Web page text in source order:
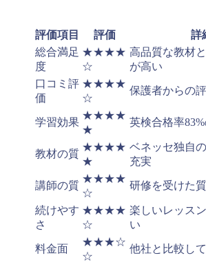
評価項目 評価
詳
総合満足
度
★★★★
☆
高品質な教材
が高い
口コミ評
価
★★★★
☆
保護者からの
学習効果
★★★★
★
英検合格率
教材の質
★★★★
★
ベネッセ独自
充実
講師の質
★★★★
☆
研修を受けた
続けやす
さ
★★★★
☆
楽しいレッス
い
料金面
★★★☆
☆
他社と比較し